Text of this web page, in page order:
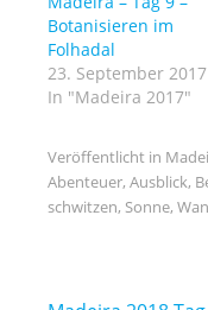
Botanisieren im
Folhadal
23. September 2017
In "Madeira 2017"
Veröffentlicht in
Abenteuer, Ausblick,
schwitzen, Sonne,